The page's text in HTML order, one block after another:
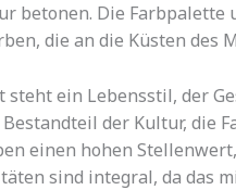
betonen. Die
die an die Küsten des
ein Lebensstil, der
der Kultur, die
einen hohen
sind integral, da das